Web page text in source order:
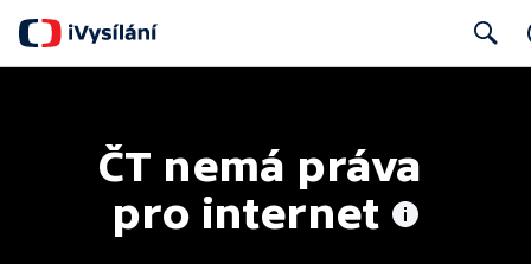
ČT nemá práva
pro internet